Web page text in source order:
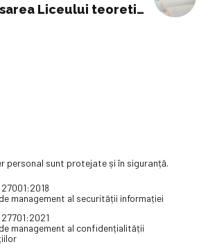
Liceului teoretic
personal sunt protejate și în siguranță.
management al securității informației
management al confidențialității